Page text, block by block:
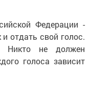
Федерации -
отдать свой голос.
не должен
голоса зависит